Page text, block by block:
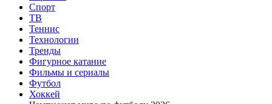
Спорт
ТВ
Теннис
Технологии
Тренды
Фигурное катание
Фильмы и сериалы
Футбол
Хоккей